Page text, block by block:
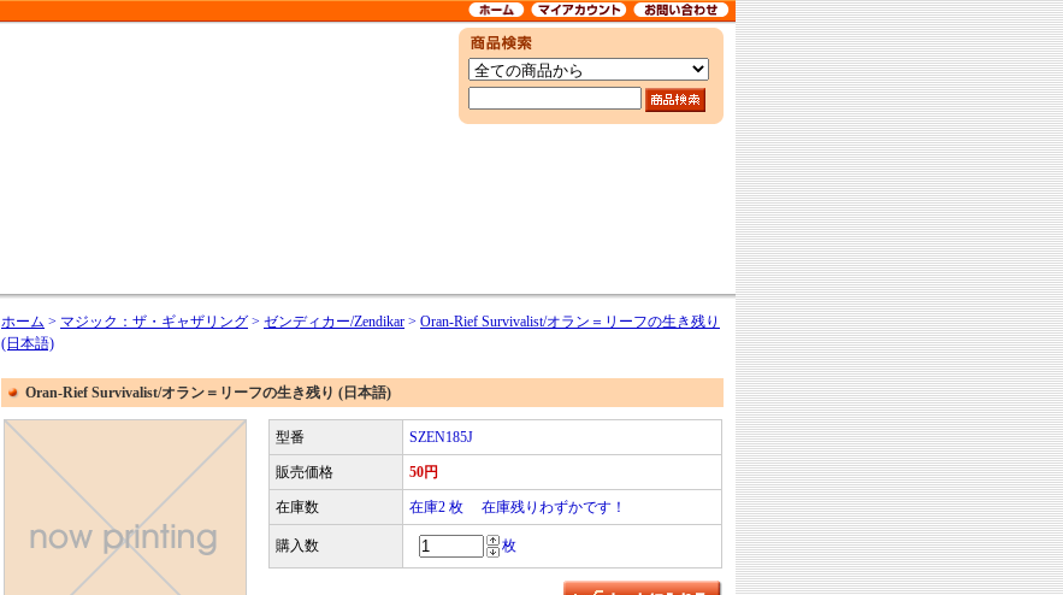
ホーム > マジック：ザ・ギャザリング > ゼンディカー/Zendikar > Oran-Rief Survivalist/オラン＝リーフの生き残り
(日本語)
Oran-Rief Survivalist/オラン＝リーフの生き残り (日本語)
型番 SZEN185J
販売価格 50円
在庫数 在庫2 枚 在庫残りわずかです！
購入数 枚